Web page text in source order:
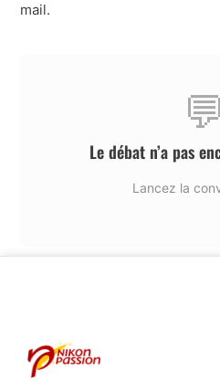
mail.
💬
Le débat n’a pas
Lancez la